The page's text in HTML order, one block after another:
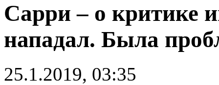
Сарри – о критике
нападал. Была
25.1.2019, 03:35